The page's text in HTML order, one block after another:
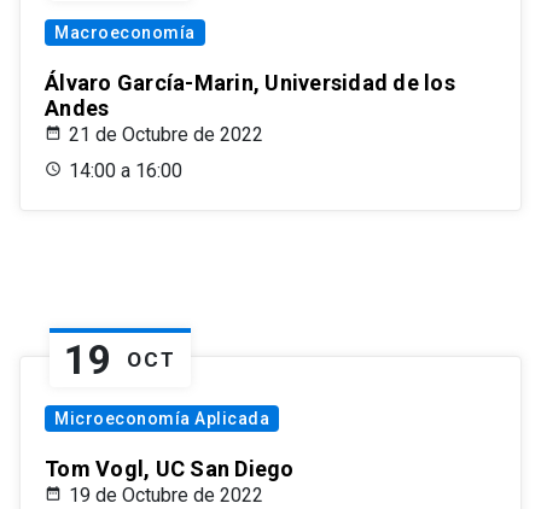
Macroeconomía
Álvaro García-Marin, Universidad de los
Andes
21 de Octubre de 2022
14:00 a 16:00
19 OCT
Microeconomía Aplicada
Tom Vogl, UC San Diego
19 de Octubre de 2022